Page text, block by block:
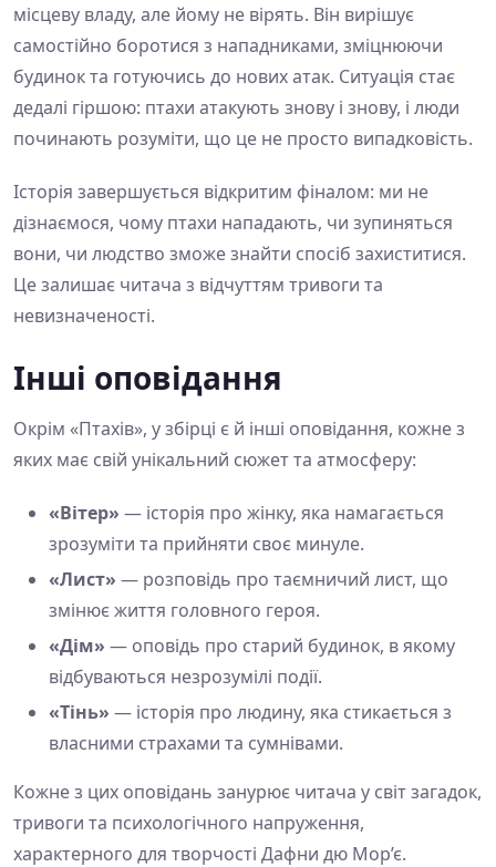
місцеву владу, але йому не вірять. Він вирішує
самостійно боротися з нападниками, зміцнюючи
будинок та готуючись до нових атак. Ситуація стає
дедалі гіршою: птахи атакують знову і знову, і люди
починають розуміти, що це не просто випадковість.
Історія завершується відкритим фіналом: ми не
дізнаємося, чому птахи нападають, чи зупиняться
вони, чи людство зможе знайти спосіб захиститися.
Це залишає читача з відчуттям тривоги та
невизначеності.
Інші оповідання
Окрім «Птахів», у збірці є й інші оповідання, кожне з
яких має свій унікальний сюжет та атмосферу:
«Вітер» — історія про жінку, яка намагається
зрозуміти та прийняти своє минуле.
«Лист» — розповідь про таємничий лист, що
змінює життя головного героя.
«Дім» — оповідь про старий будинок, в якому
відбуваються незрозумілі події.
«Тінь» — історія про людину, яка стикається з
власними страхами та сумнівами.
Кожне з цих оповідань занурює читача у світ загадок,
тривоги та психологічного напруження,
характерного для творчості Дафни дю Мор’є.